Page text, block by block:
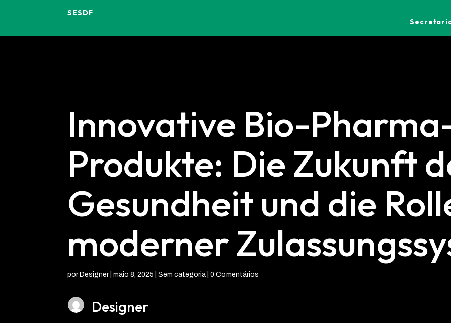
SESDF
Innovative Bio-
Produkte: Die Zukunft
Gesundheit und die
moderner
por Designer|maio 8, 2025 | Sem categoria |0 Comentários
Designer